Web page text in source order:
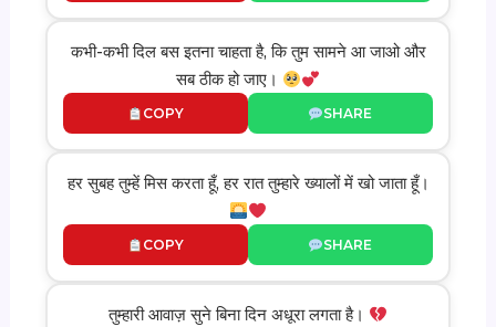
कभी-कभी दिल बस इतना चाहता है, कि तुम सामने आ जाओ और
सब ठीक हो जाए।
COPY SHARE
हर सुबह तुम्हें मिस करता हूँ, हर रात तुम्हारे ख्यालों में खो जाता हूँ।
COPY SHARE
तुम्हारी आवाज़ सुने बिना दिन अधूरा लगता है।